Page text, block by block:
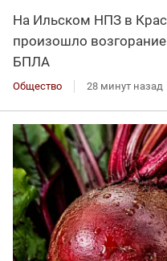
На Ильском НПЗ в
произошло
БПЛА
Общество 28 минут назад